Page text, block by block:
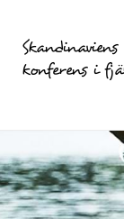
konferens i